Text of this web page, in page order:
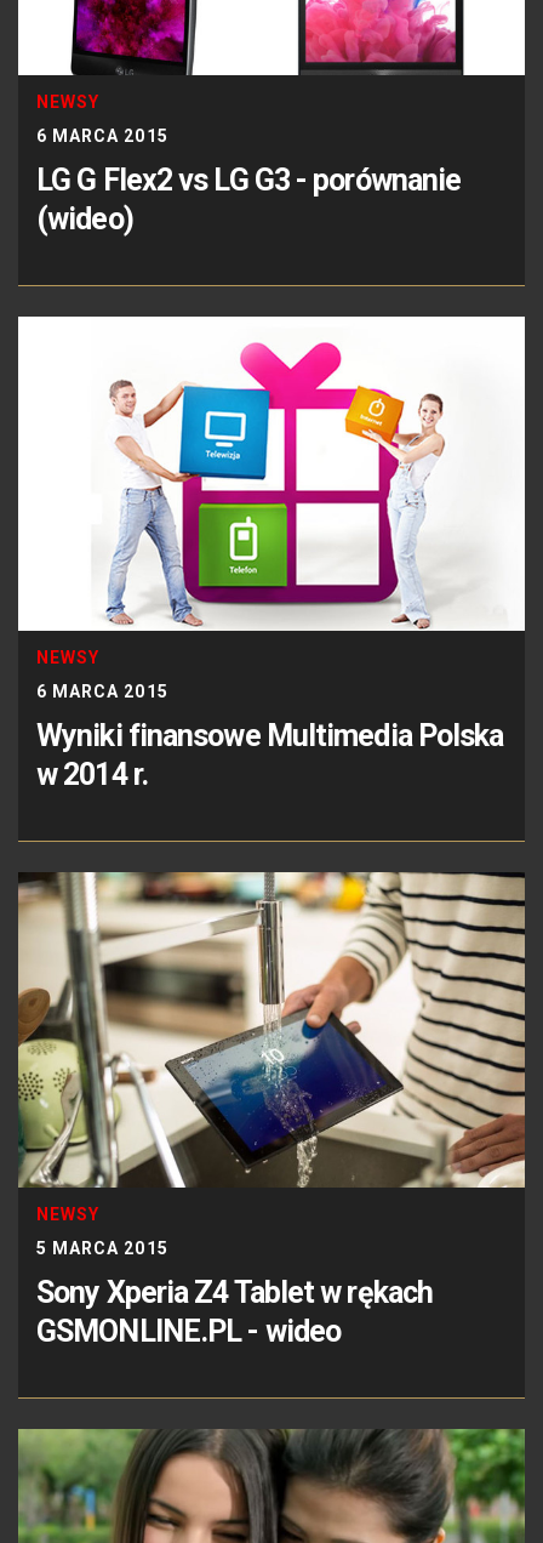
NEWSY
6 MARCA 2015
LG G Flex2 vs LG G3 - porównanie
(wideo)
NEWSY
6 MARCA 2015
Wyniki finansowe Multimedia Polska
w 2014 r.
NEWSY
5 MARCA 2015
Sony Xperia Z4 Tablet w rękach
GSMONLINE.PL - wideo